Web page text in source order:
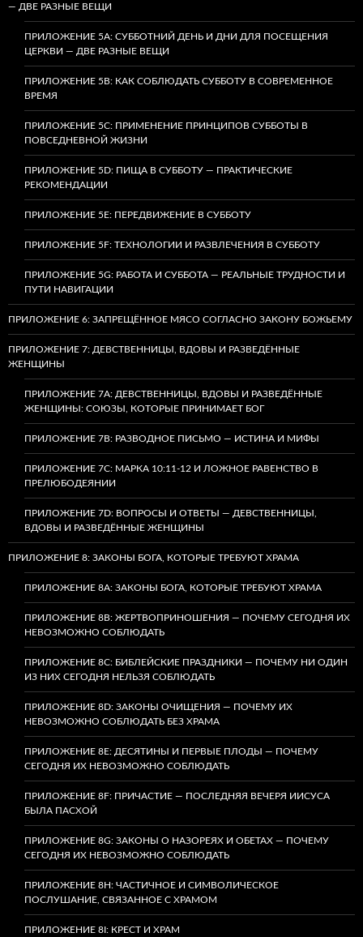
— ДВЕ РАЗНЫЕ ВЕЩИ
ПРИЛОЖЕНИЕ 5A: СУББОТНИЙ ДЕНЬ И ДНИ ДЛЯ ПОСЕЩЕНИЯ
ЦЕРКВИ — ДВЕ РАЗНЫЕ ВЕЩИ
ПРИЛОЖЕНИЕ 5B: КАК СОБЛЮДАТЬ СУББОТУ В СОВРЕМЕННОЕ
ВРЕМЯ
ПРИЛОЖЕНИЕ 5C: ПРИМЕНЕНИЕ ПРИНЦИПОВ СУББОТЫ В
ПОВСЕДНЕВНОЙ ЖИЗНИ
ПРИЛОЖЕНИЕ 5D: ПИЩА В СУББОТУ — ПРАКТИЧЕСКИЕ
РЕКОМЕНДАЦИИ
ПРИЛОЖЕНИЕ 5E: ПЕРЕДВИЖЕНИЕ В СУББОТУ
ПРИЛОЖЕНИЕ 5F: ТЕХНОЛОГИИ И РАЗВЛЕЧЕНИЯ В СУББОТУ
ПРИЛОЖЕНИЕ 5G: РАБОТА И СУББОТА — РЕАЛЬНЫЕ ТРУДНОСТИ И
ПУТИ НАВИГАЦИИ
ПРИЛОЖЕНИЕ 6: ЗАПРЕЩЁННОЕ МЯСО СОГЛАСНО ЗАКОНУ БОЖЬЕМУ
ПРИЛОЖЕНИЕ 7: ДЕВСТВЕННИЦЫ, ВДОВЫ И РАЗВЕДЁННЫЕ
ЖЕНЩИНЫ
ПРИЛОЖЕНИЕ 7А: ДЕВСТВЕННИЦЫ, ВДОВЫ И РАЗВЕДЁННЫЕ
ЖЕНЩИНЫ: СОЮЗЫ, КОТОРЫЕ ПРИНИМАЕТ БОГ
ПРИЛОЖЕНИЕ 7B: РАЗВОДНОЕ ПИСЬМО — ИСТИНА И МИФЫ
ПРИЛОЖЕНИЕ 7C: МАРКА 10:11-12 И ЛОЖНОЕ РАВЕНСТВО В
ПРЕЛЮБОДЕЯНИИ
ПРИЛОЖЕНИЕ 7D: ВОПРОСЫ И ОТВЕТЫ — ДЕВСТВЕННИЦЫ,
ВДОВЫ И РАЗВЕДЁННЫЕ ЖЕНЩИНЫ
ПРИЛОЖЕНИЕ 8: ЗАКОНЫ БОГА, КОТОРЫЕ ТРЕБУЮТ ХРАМА
ПРИЛОЖЕНИЕ 8A: ЗАКОНЫ БОГА, КОТОРЫЕ ТРЕБУЮТ ХРАМА
ПРИЛОЖЕНИЕ 8B: ЖЕРТВОПРИНОШЕНИЯ — ПОЧЕМУ СЕГОДНЯ ИХ
НЕВОЗМОЖНО СОБЛЮДАТЬ
ПРИЛОЖЕНИЕ 8C: БИБЛЕЙСКИЕ ПРАЗДНИКИ — ПОЧЕМУ НИ ОДИН
ИЗ НИХ СЕГОДНЯ НЕЛЬЗЯ СОБЛЮДАТЬ
ПРИЛОЖЕНИЕ 8D: ЗАКОНЫ ОЧИЩЕНИЯ — ПОЧЕМУ ИХ
НЕВОЗМОЖНО СОБЛЮДАТЬ БЕЗ ХРАМА
ПРИЛОЖЕНИЕ 8E: ДЕСЯТИНЫ И ПЕРВЫЕ ПЛОДЫ — ПОЧЕМУ
СЕГОДНЯ ИХ НЕВОЗМОЖНО СОБЛЮДАТЬ
ПРИЛОЖЕНИЕ 8F: ПРИЧАСТИЕ — ПОСЛЕДНЯЯ ВЕЧЕРЯ ИИСУСА
БЫЛА ПАСХОЙ
ПРИЛОЖЕНИЕ 8G: ЗАКОНЫ О НАЗОРЕЯХ И ОБЕТАХ — ПОЧЕМУ
СЕГОДНЯ ИХ НЕВОЗМОЖНО СОБЛЮДАТЬ
ПРИЛОЖЕНИЕ 8H: ЧАСТИЧНОЕ И СИМВОЛИЧЕСКОЕ
ПОСЛУШАНИЕ, СВЯЗАННОЕ С ХРАМОМ
ПРИЛОЖЕНИЕ 8I: КРЕСТ И ХРАМ